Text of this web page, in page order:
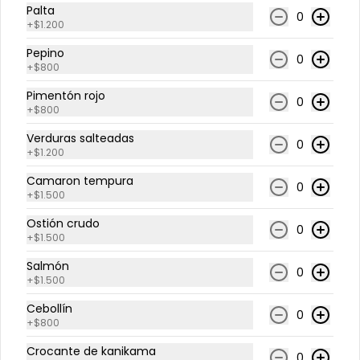
$8.800$11.000
Conócenos
Teléfono Luis Pasteur
Términos y condiciones
Política de privacidad
Palta
+$1.200 0
Pepino
+$800 0
Pimentón rojo
+$800 0
Verduras salteadas
+$1.200 0
Camaron tempura
+$1.500 0
Ostión crudo
+$1.500 0
Salmón
+$1.500 0
Cebollín
+$800 0
Crocante de kanikama